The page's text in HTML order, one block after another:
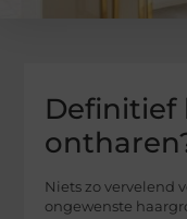
Definitief
Niets zo vervelend
ongewenste